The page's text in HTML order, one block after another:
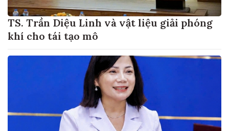
TS. Trần Diệu Linh và vật liệu giải phóng
khí cho tái tạo mô